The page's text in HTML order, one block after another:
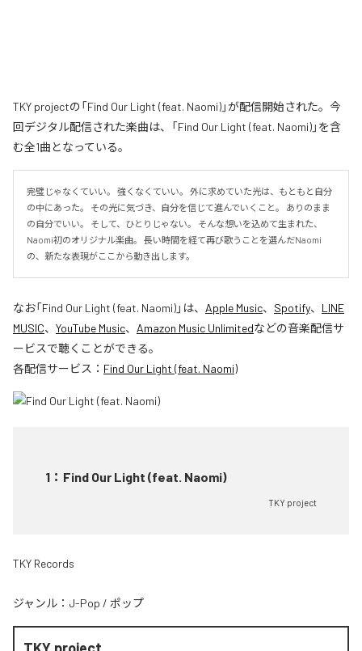
TKY projectの「Find Our Light (feat. Naomi)」が配信開始された。今
回デジタル配信された楽曲は、「Find Our Light (feat. Naomi)」を含
む全1曲となっている。
完璧じゃなくていい。 強くなくていい。 外に求めていた光は、もともと自分
の中にあった。 その光に気づき、自分を信じて進んでいくこと。 ありのまま
の自分でいい。 そして、ひとりじゃない。 そんな想いを込めて生まれた、
Naomi初のオリジナル楽曲。 長い時間を経て再び歌うことを選んだNaomi
の、新たな表現がここから動き出します。
なお「Find Our Light (feat. Naomi)」は、 Apple Music、 Spotify、 LINE
MUSIC、 YouTube Music、 Amazon Music Unlimitedなどの音楽配信サ
ービスで聴くことができる。
各配信サービス： Find Our Light (feat. Naomi)
1 ： Find Our Light (feat. Naomi)
TKY project
TKY Records
ジャンル： J-Pop / ポップ